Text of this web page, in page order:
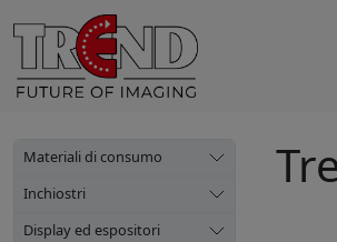
Materiali di consumo
Inchiostri
Display ed espositori